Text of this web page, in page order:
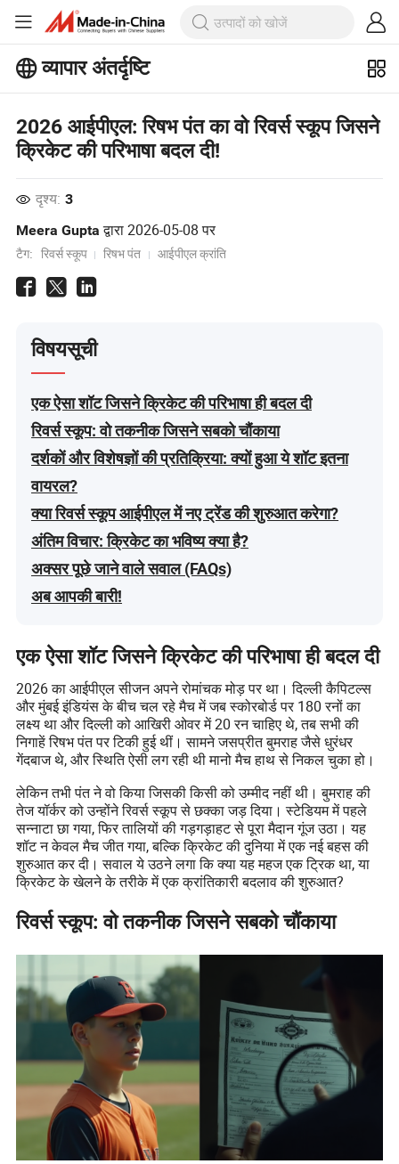
व्यापार अंतर्दृष्टि
देखें!
और देखें
2026 आईपीएल: रिषभ पंत का वो रिवर्स स्कूप जिसने
क्रिकेट की परिभाषा बदल दी!
दृश्य: 3
Meera Gupta द्वारा2026-05-08पर
टैग: रिवर्स स्कूप रिषभ पंत आईपीएल क्रांति
विषयसूची
एक ऐसा शॉट जिसने क्रिकेट की परिभाषा ही बदल दी
रिवर्स स्कूप: वो तकनीक जिसने सबको चौंकाया
दर्शकों और विशेषज्ञों की प्रतिक्रिया: क्यों हुआ ये शॉट इतना
वायरल?
क्या रिवर्स स्कूप आईपीएल में नए ट्रेंड की शुरुआत करेगा?
अंतिम विचार: क्रिकेट का भविष्य क्या है?
अक्सर पूछे जाने वाले सवाल (FAQs)
अब आपकी बारी!
एक ऐसा शॉट जिसने क्रिकेट की परिभाषा ही बदल दी
2026 का आईपीएल सीजन अपने रोमांचक मोड़ पर था। दिल्ली कैपिटल्स
और मुंबई इंडियंस के बीच चल रहे मैच में जब स्कोरबोर्ड पर 180 रनों का
लक्ष्य था और दिल्ली को आखिरी ओवर में 20 रन चाहिए थे, तब सभी की
निगाहें रिषभ पंत पर टिकी हुई थीं। सामने जसप्रीत बुमराह जैसे धुरंधर
गेंदबाज थे, और स्थिति ऐसी लग रही थी मानो मैच हाथ से निकल चुका हो।
लेकिन तभी पंत ने वो किया जिसकी किसी को उम्मीद नहीं थी। बुमराह की
तेज यॉर्कर को उन्होंने रिवर्स स्कूप से छक्का जड़ दिया। स्टेडियम में पहले
सन्नाटा छा गया, फिर तालियों की गड़गड़ाहट से पूरा मैदान गूंज उठा। यह
शॉट न केवल मैच जीत गया, बल्कि क्रिकेट की दुनिया में एक नई बहस की
शुरुआत कर दी। सवाल ये उठने लगा कि क्या यह महज एक ट्रिक था, या
क्रिकेट के खेलने के तरीके में एक क्रांतिकारी बदलाव की शुरुआत?
रिवर्स स्कूप: वो तकनीक जिसने सबको चौंकाया